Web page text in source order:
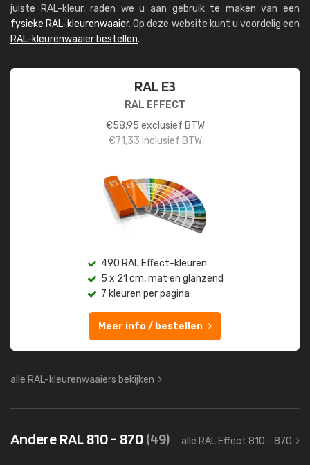
juiste RAL-kleur, raden we u aan gebruik te maken van een
fysieke RAL-kleurenwaaier. Op deze website kunt u voordelig een
RAL-kleurenwaaier bestellen.
RAL E3
RAL EFFECT
€58,95 exclusief BTW
€71,33 inclusief BTW
490 RAL Effect-kleuren
5 x 21 cm, mat en glanzend
7 kleuren per pagina
Meer info / bestellen
alle RAL-kleurenwaaiers bekijken
Andere RAL 810 - 870(49) alle RAL Effect 810 - 870